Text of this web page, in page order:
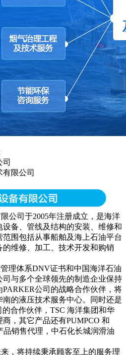
限公司
司于2005年注册成立，是海洋
备、管线及结构的安装、维修和
围包括从事船舶及海上石油平台
维修、加工、技术开发和购销
理体系DNV证书和中国海洋石油
与多个全球领先的制造企业保持
公司的战略合作伙伴，将
的液压技术服务中心。同时还是
合作伙伴，TSC 海洋集团和华
，其它产品还有PUMPCO 和
品销售代理，中石化长城润滑油
将持续秉承顾客至上的服务理